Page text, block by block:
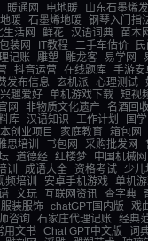
暖通网 电地暖 山东石墨烯
暖 石墨烯地暖 钢琴入门指
生活网 鲜花 汉语词典 苗木
包装网 IT教程 二手车估价
记账 雕塑 雕龙客 易学网
抖音运营 在线题库 手游安
发布信息 玄机派 心理测试
兴趣爱好 单机游戏下载 短视
网 非物质文化遗产 名酒回
库 汉语知识 工作计划 国
创业项目 家庭教育 箱包网
思培训 书包网 采购批发网
道德经 红楼梦 中国机械网
训 成语大全 资格考试 少儿
频培训 安卓手机游戏 单机
文玩 互联网资讯 查字典
服装服饰 chatGPT国内版 戏
咨询 石家庄代理记账 经典
用文书 Chat GPT中文版 词